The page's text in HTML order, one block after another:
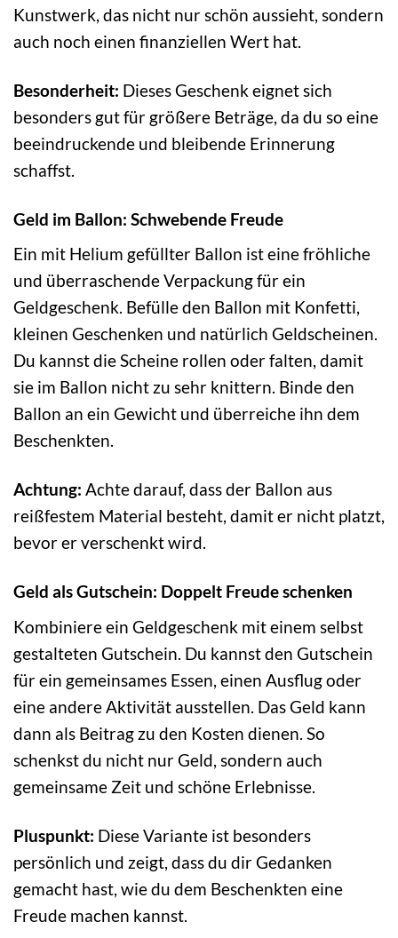
Kunstwerk, das nicht nur schön aussieht, sondern
auch noch einen finanziellen Wert hat.
Besonderheit: Dieses Geschenk eignet sich
besonders gut für größere Beträge, da du so eine
beeindruckende und bleibende Erinnerung
schaffst.
Geld im Ballon: Schwebende Freude
Ein mit Helium gefüllter Ballon ist eine fröhliche
und überraschende Verpackung für ein
Geldgeschenk. Befülle den Ballon mit Konfetti,
kleinen Geschenken und natürlich Geldscheinen.
Du kannst die Scheine rollen oder falten, damit
sie im Ballon nicht zu sehr knittern. Binde den
Ballon an ein Gewicht und überreiche ihn dem
Beschenkten.
Achtung: Achte darauf, dass der Ballon aus
reißfestem Material besteht, damit er nicht platzt,
bevor er verschenkt wird.
Geld als Gutschein: Doppelt Freude schenken
Kombiniere ein Geldgeschenk mit einem selbst
gestalteten Gutschein. Du kannst den Gutschein
für ein gemeinsames Essen, einen Ausflug oder
eine andere Aktivität ausstellen. Das Geld kann
dann als Beitrag zu den Kosten dienen. So
schenkst du nicht nur Geld, sondern auch
gemeinsame Zeit und schöne Erlebnisse.
Pluspunkt: Diese Variante ist besonders
persönlich und zeigt, dass du dir Gedanken
gemacht hast, wie du dem Beschenkten eine
Freude machen kannst.